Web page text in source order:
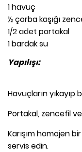
1 havuç
½ çorba kaşığı
1/2 adet portakal
1 bardak su
Yapılışı:
Havuçların
Portakal, zencefil ve
Karışım homojen
servis edin.